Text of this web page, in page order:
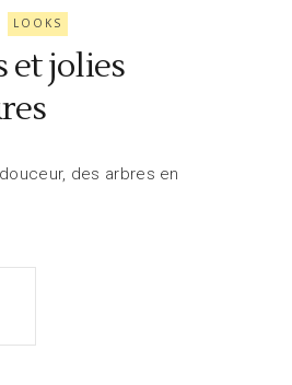
LOOKS
et jolies
des arbres en